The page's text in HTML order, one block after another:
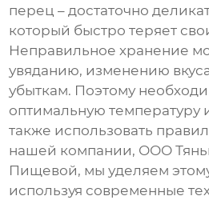
перец – достаточно
который быстро теряет
Неправильное хранение
увяданию, изменению
убыткам. Поэтому
оптимальную температуру
также использовать
нашей компании, ООО
Пищевой, мы уделяем
используя современные